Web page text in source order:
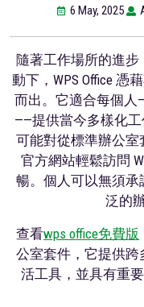
6 May, 2025
隨著工作場所的進
動下，WPS Office 憑
而出。它適合每個人
——提供當今多樣化
可能對從標準辦公
官方網站輕鬆訪問
暢。個人可以無須
泛的
查看wps office免費版
公室套件，它提供
活工具，並具有重